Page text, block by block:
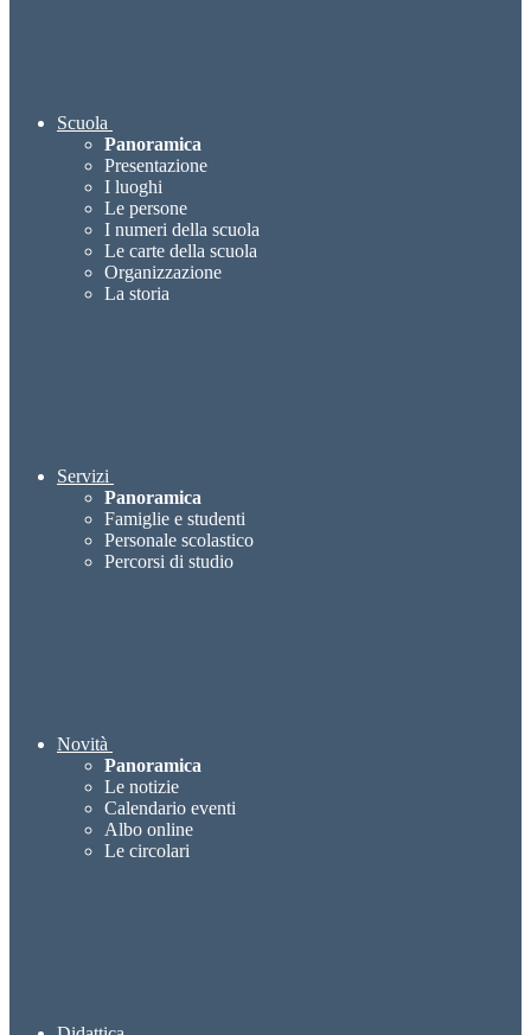
Scuola
Panoramica
Presentazione
I luoghi
Le persone
I numeri della scuola
Le carte della scuola
Organizzazione
La storia
Servizi
Panoramica
Famiglie e studenti
Personale scolastico
Percorsi di studio
Novità
Panoramica
Le notizie
Calendario eventi
Albo online
Le circolari